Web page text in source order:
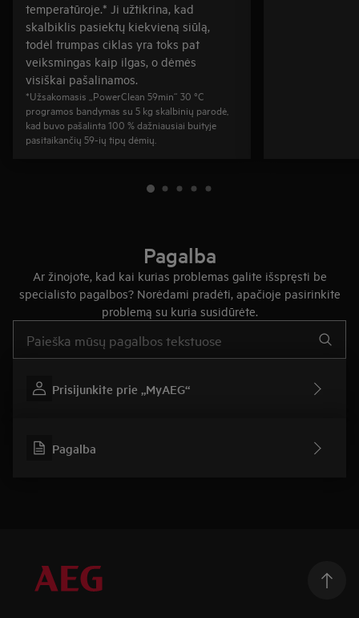
temperatūroje.* Ji užtikrina, kad
skalbiklis pasiektų kiekvieną siūlą,
todėl trumpas ciklas yra toks pat
veiksmingas kaip ilgas, o dėmės
visiškai pašalinamos.
*Užsakomasis „PowerClean 59min“ 30 °C
programos bandymas su 5 kg skalbinių parodė,
kad buvo pašalinta 100 % dažniausiai buityje
pasitaikančių 59-ių tipų dėmių.
Pagalba
Ar žinojote, kad kai kurias problemas galite išspręsti be
specialisto pagalbos? Norėdami pradėti, apačioje pasirinkite
problemą su kuria susidūrėte.
Prisijunkite prie „MyAEG“
Pagalba